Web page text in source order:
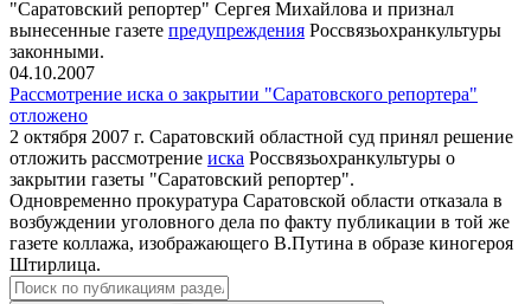
"Саратовский репортер" Сергея Михайлова и признал
вынесенные газете предупреждения Россвязьохранкультуры
законными.
04.10.2007
Рассмотрение иска о закрытии "Саратовского репортера"
отложено
2 октября 2007 г. Саратовский областной суд принял решение
отложить рассмотрение иска Россвязьохранкультуры о
закрытии газеты "Саратовский репортер".
Одновременно прокуратура Саратовской области отказала в
возбуждении уголовного дела по факту публикации в той же
газете коллажа, изображающего В.Путина в образе киногероя
Штирлица.